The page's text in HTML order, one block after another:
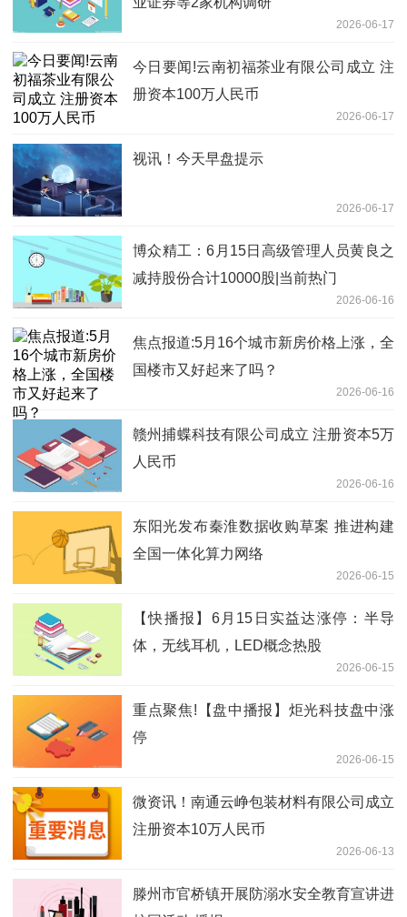
2026-06-17
今日要闻!云南初福茶业有限公司成立 注
册资本100万人民币
2026-06-17
视讯！今天早盘提示
2026-06-17
博众精工：6月15日高级管理人员黄良之
减持股份合计10000股|当前热门
2026-06-16
焦点报道:5月16个城市新房价格上涨，全
国楼市又好起来了吗？
2026-06-16
赣州捕蝶科技有限公司成立 注册资本5万
人民币
2026-06-16
东阳光发布秦淮数据收购草案 推进构建
全国一体化算力网络
2026-06-15
【快播报】6月15日实益达涨停：半导
体，无线耳机，LED概念热股
2026-06-15
重点聚焦!【盘中播报】炬光科技盘中涨
停
2026-06-15
微资讯！南通云峥包装材料有限公司成立
注册资本10万人民币
2026-06-13
滕州市官桥镇开展防溺水安全教育宣讲进